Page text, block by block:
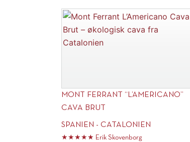
MONT FERRANT “L’AMERICANO”
CAVA BRUT
SPANIEN - CATALONIEN
★★★★★ Erik Skovenborg